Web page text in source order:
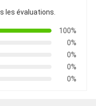
les évaluations.
100%
0%
0%
0%
0%